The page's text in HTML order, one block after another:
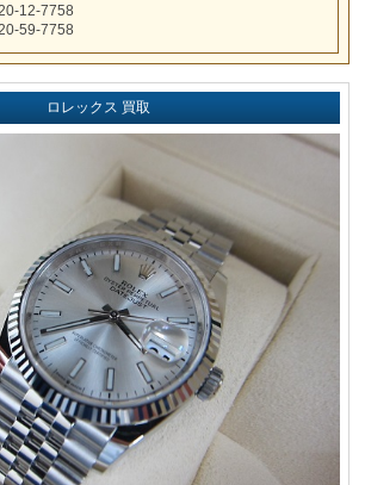
12-7758
59-7758
ロレックス 買取